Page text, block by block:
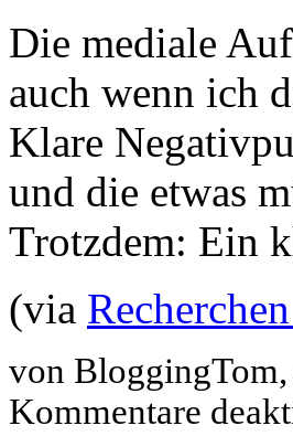
Die mediale
auch wenn ich
Klare
und die etwas
Trotzdem: Ein
(via
von
Kommentare